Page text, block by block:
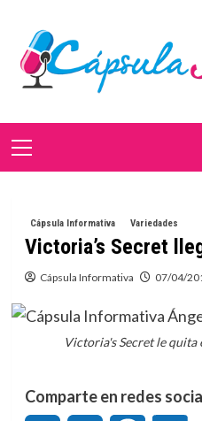
contenido
Menú
Cápsula Informativa Variedades
Victoria’s Secret
Cápsula Informativa 07/04/
Victoria's Secret le quita
Comparte en redes